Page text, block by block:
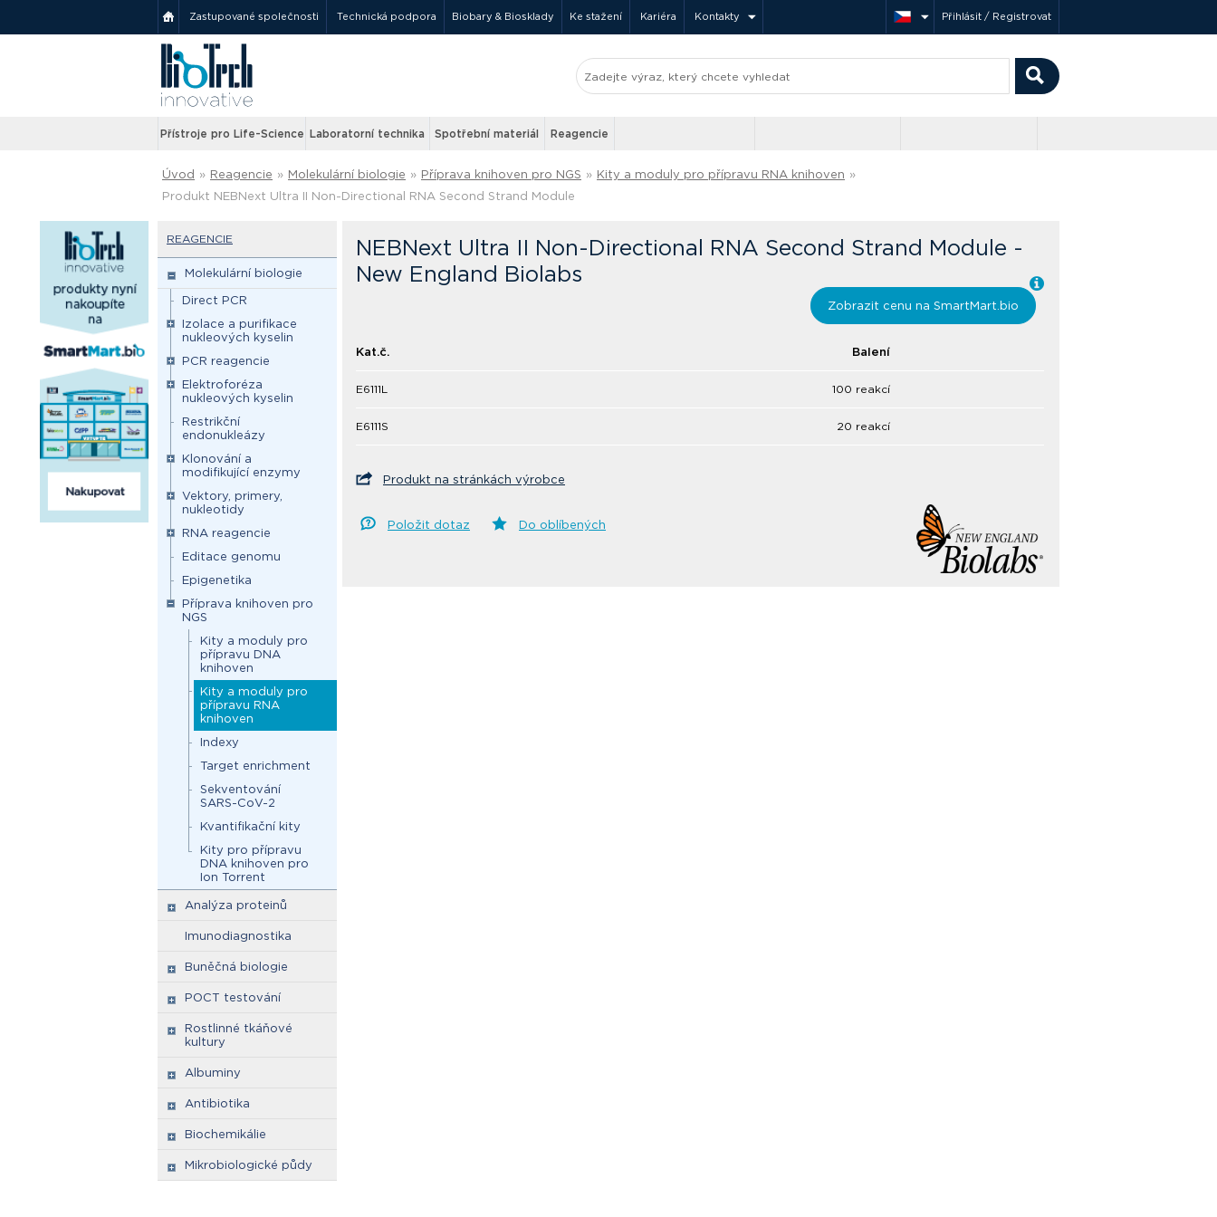
Zastupované společnosti Technická podpora Biobary & Biosklady Ke stažení Kariéra Kontakty Přihlásit / Registrovat
Přístroje pro Life-Science Laboratorní technika Spotřební materiál Reagencie
Úvod » Reagencie » Molekulární biologie » Příprava knihoven pro NGS » Kity a moduly pro přípravu RNA knihoven »
Produkt NEBNext Ultra II Non-Directional RNA Second Strand Module
REAGENCIE
Molekulární biologie
Direct PCR
Izolace a purifikace
nukleových kyselin
PCR reagencie
Elektroforéza
nukleových kyselin
Restrikční
endonukleázy
Klonování a
modifikující enzymy
Vektory, primery,
nukleotidy
RNA reagencie
Editace genomu
Epigenetika
Příprava knihoven pro
NGS
Kity a moduly pro
přípravu DNA
knihoven
Kity a moduly pro
přípravu RNA
knihoven
Indexy
Target enrichment
Sekventování
SARS-CoV-2
Kvantifikační kity
Kity pro přípravu
DNA knihoven pro
Ion Torrent
Analýza proteinů
Imunodiagnostika
Buněčná biologie
POCT testování
Rostlinné tkáňové
kultury
Albuminy
Antibiotika
Biochemikálie
Mikrobiologické půdy
NEBNext Ultra II Non-Directional RNA Second Strand Module -
New England Biolabs
Zobrazit cenu na SmartMart.bio
Kat.č. Balení
E6111L 100 reakcí
E6111S 20 reakcí
Produkt na stránkách výrobce
Položit dotaz Do oblíbených